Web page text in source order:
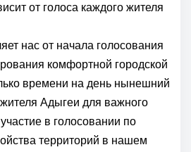
от голоса каждого жителя
нас от начала голосования
комфортной городской
времени на день нынешний
Адыгеи для важного
в голосовании по
территорий в нашем